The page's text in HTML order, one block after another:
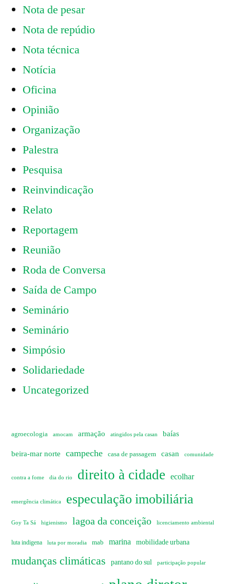
Nota de pesar
Nota de repúdio
Nota técnica
Notícia
Oficina
Opinião
Organização
Palestra
Pesquisa
Reinvindicação
Relato
Reportagem
Reunião
Roda de Conversa
Saída de Campo
Seminário
Seminário
Simpósio
Solidariedade
Uncategorized
agroecologia amocam armação atingidos pela casan baías
beira-mar norte campeche casa de passagem casan comunidade
contra a fome dia do rio direito à cidade ecolhar
emergência climática especulação imobiliária
Goy Ta Sá higienismo lagoa da conceição licenciamento ambiental
luta indigena luta por moradia mab marina mobilidade urbana
mudanças climáticas pantano do sul participação popular